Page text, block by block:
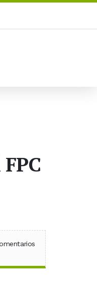
en X (Twitter)
en WhatsApp